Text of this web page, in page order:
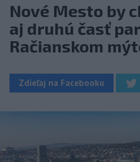
Nové Mesto by
aj druhú časť
Račianskom
Zdieľaj na Facebooku